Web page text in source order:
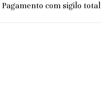
Pagamento com sigilo total